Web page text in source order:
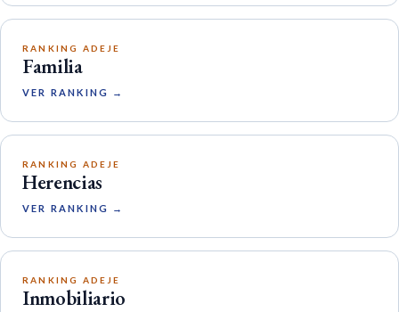
RANKING ADEJE
Familia
VER RANKING →
RANKING ADEJE
Herencias
VER RANKING →
RANKING ADEJE
Inmobiliario